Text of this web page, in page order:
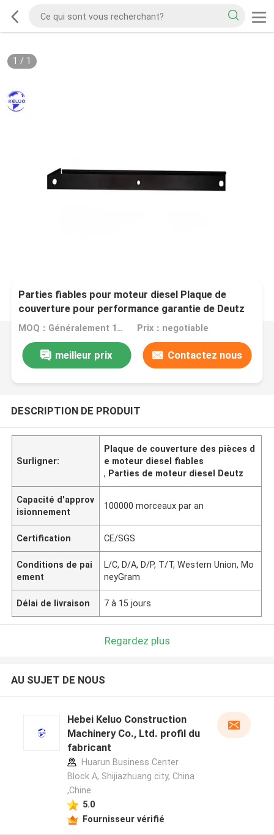
1 / 1
Parties fiables pour moteur diesel Plaque de
couverture pour performance garantie de Deutz
MOQ：Généralement 1 pièce Prix：negotiable
meilleur prix Contactez nous
DESCRIPTION DE PRODUIT
Surligner:
Plaque de couverture des pièces d
e moteur diesel fiables
, Parties de moteur diesel Deutz
Capacité d'approv
isionnement
100000 morceaux par an
Certification CE/SGS
Conditions de pai
ement
L/C, D/A, D/P, T/T, Western Union, Mo
neyGram
Délai de livraison 7 à 15 jours
Regardez plus
AU SUJET DE NOUS
Hebei Keluo Construction
Machinery Co., Ltd. profil du
fabricant
Huarun Business Center
Block A, Shijiazhuang city, China
,Chine
5.0
Fournisseur vérifié